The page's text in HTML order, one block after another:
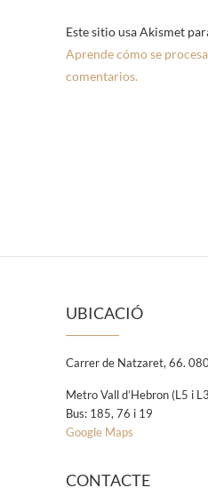
Este sitio usa Akismet
Aprende cómo se
comentarios.
UBICACIÓ
Carrer de Natzaret, 66.
Metro Vall d’Hebron (L5 i
Bus: 185, 76 i 19
Google Maps
CONTACTE